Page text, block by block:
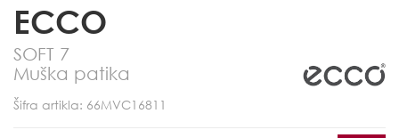
ECCO
SOFT 7
Muška patika
Šifra artikla: 66MVC16811